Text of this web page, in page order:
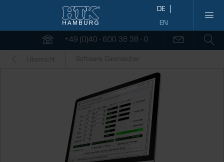
+49 (0)40 - 600 38 38 - 0
Übersicht Software Gasmischer